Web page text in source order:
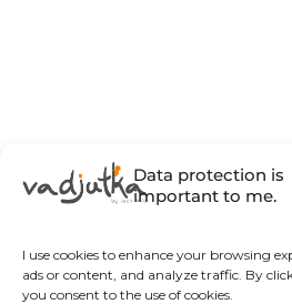
Data protection is
important to me.
I use cookies to enhance your browsing
ads or content, and analyze traffic. By
you consent to the use of cookies.